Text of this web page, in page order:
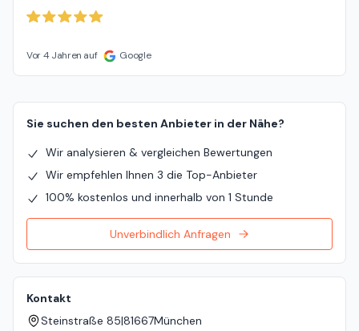
Vor 4 Jahren auf Google
Sie suchen den besten Anbieter in der Nähe?
Wir analysieren & vergleichen Bewertungen
Wir empfehlen Ihnen 3 die Top-Anbieter
100% kostenlos und innerhalb von 1 Stunde
Unverbindlich Anfragen
Kontakt
Steinstraße 85|81667München